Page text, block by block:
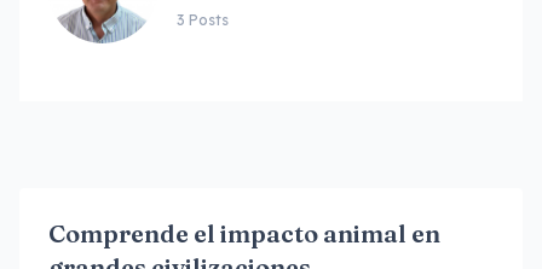
3 Posts
Comprende el impacto animal en